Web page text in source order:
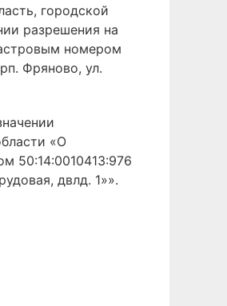
городской
разрешения на
номером
Фряново, ул.
«О
50:14:0010413:976
двлд. 1»».